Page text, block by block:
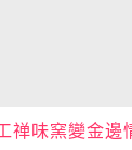
禅味窯變金邊